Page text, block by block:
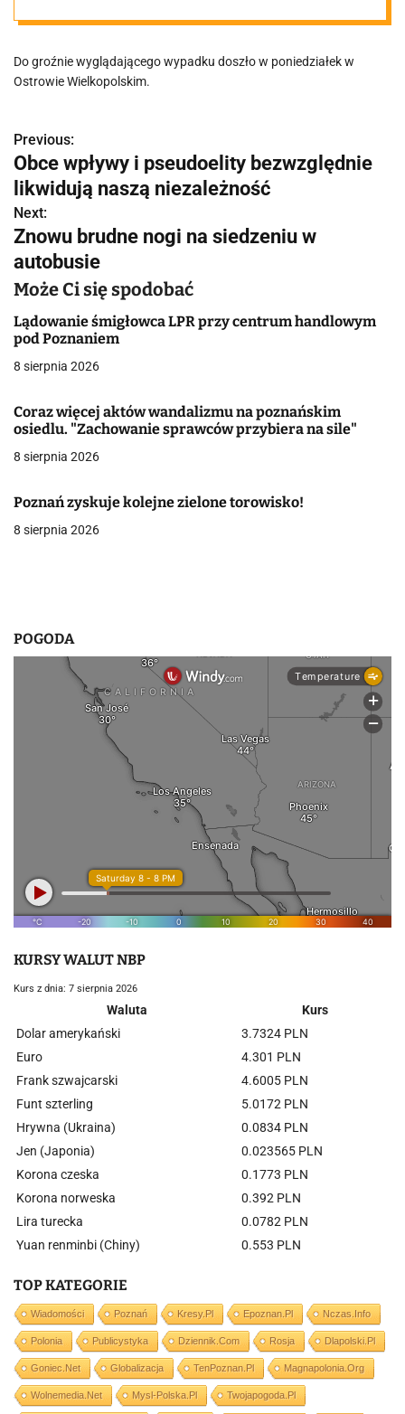
przy
komisariacie
policji
Do groźnie wyglądającego wypadku doszło w poniedziałek w
Ostrowie Wielkopolskim.
N
a
w
i
g
a
c
a
w
i
Previous:
Obce wpływy i pseudoelity bezwzględnie
likwidują naszą niezależność
Next:
Znowu brudne nogi na siedzeniu w
autobusie
Może Ci się spodobać
Lądowanie śmigłowca LPR przy centrum handlowym
pod Poznaniem
8 sierpnia 2026
Coraz więcej aktów wandalizmu na poznańskim
osiedlu. "Zachowanie sprawców przybiera na sile"
8 sierpnia 2026
Poznań zyskuje kolejne zielone torowisko!
8 sierpnia 2026
POGODA
KURSY WALUT NBP
Kurs z dnia: 7 sierpnia 2026
Waluta
Kurs
Dolar amerykański
3.7324 PLN
Euro
4.301 PLN
Frank szwajcarski
4.6005 PLN
Funt szterling
5.0172 PLN
Hrywna (Ukraina)
0.0834 PLN
Jen (Japonia)
0.023565 PLN
Korona czeska
0.1773 PLN
Korona norweska
0.392 PLN
Lira turecka
0.0782 PLN
Yuan renminbi (Chiny)
0.553 PLN
TOP KATEGORIE
Wiadomości Poznań Kresy.pl Epoznan.pl Nczas.info
Polonia Publicystyka Dziennik.com Rosja Dlapolski.pl
Goniec.net Globalizacja TenPoznan.pl Magnapolonia.org
Wolnemedia.net Mysl-Polska.pl Twojapogoda.pl